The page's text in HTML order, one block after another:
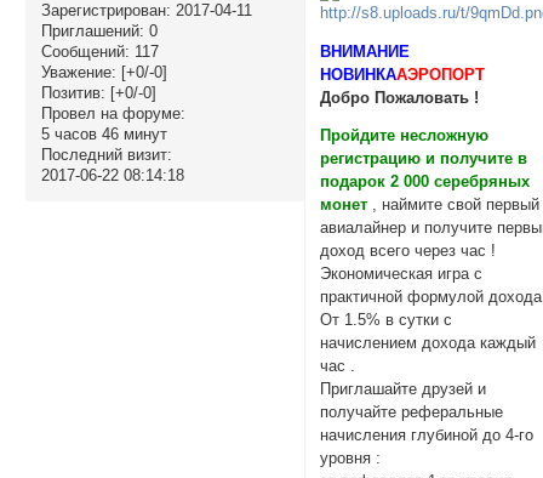
Зарегистрирован: 2017-04-11
Приглашений: 0
Сообщений: 117
Уважение: [+0/-0]
Позитив: [+0/-0]
Провел на форуме:
5 часов 46 минут
Последний визит:
2017-06-22 08:14:18
ВНИМАНИЕ
НОВИНКААЭРОПОРТ
Добро Пожаловать !
Пройдите несложную
регистрацию и получите в
подарок 2 000 серебряных
монет , наймите свой первый
авиалайнер и получите
доход всего через час !
Экономическая игра с
практичной формулой
От 1.5% в сутки с
начислением дохода каждый
час .
Приглашайте друзей и
получайте реферальные
начисления глубиной до 4-го
уровня :